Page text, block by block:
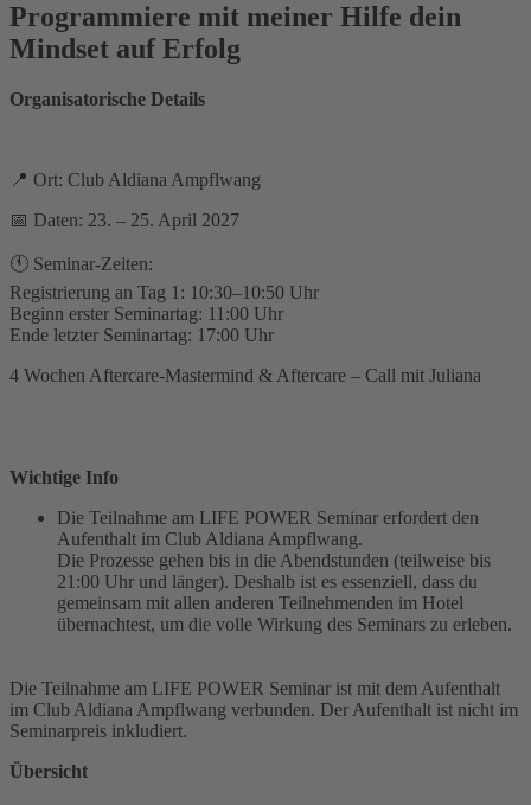
Programmiere mit meiner Hilfe dein
Mindset auf Erfolg
Organisatorische Details
📍 Ort: Club Aldiana Ampflwang
📅 Daten: 23. – 25. April 2027
🕚 Seminar-Zeiten:
Registrierung an Tag 1: 10:30–10:50 Uhr
Beginn erster Seminartag: 11:00 Uhr
Ende letzter Seminartag: 17:00 Uhr
4 Wochen Aftercare-Mastermind & Aftercare – Call mit Juliana
Wichtige Info
Die Teilnahme am LIFE POWER Seminar erfordert den
Aufenthalt im Club Aldiana Ampflwang.
Die Prozesse gehen bis in die Abendstunden (teilweise bis
21:00 Uhr und länger). Deshalb ist es essenziell, dass du
gemeinsam mit allen anderen Teilnehmenden im Hotel
übernachtest, um die volle Wirkung des Seminars zu erleben.
Die Teilnahme am LIFE POWER Seminar ist mit dem Aufenthalt
im Club Aldiana Ampflwang verbunden. Der Aufenthalt ist nicht im
Seminarpreis inkludiert.
Übersicht